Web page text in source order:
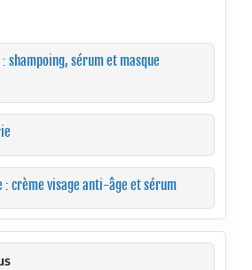
shampoing, sérum et masque
: crème visage anti-âge et sérum